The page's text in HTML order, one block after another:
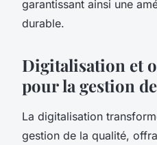
garantissant ainsi une
durable.
Digitalisation et
pour la gestion
La digitalisation
gestion de la qualité,